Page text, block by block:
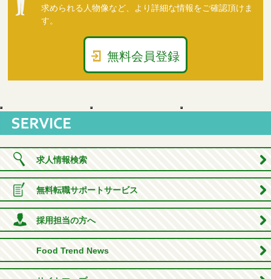
求められる人物像など、より詳細な情報をご確認頂けま
す。
無料会員登録
求人情報検索
無料転職サポートサービス
採用担当の方へ
Food Trend News